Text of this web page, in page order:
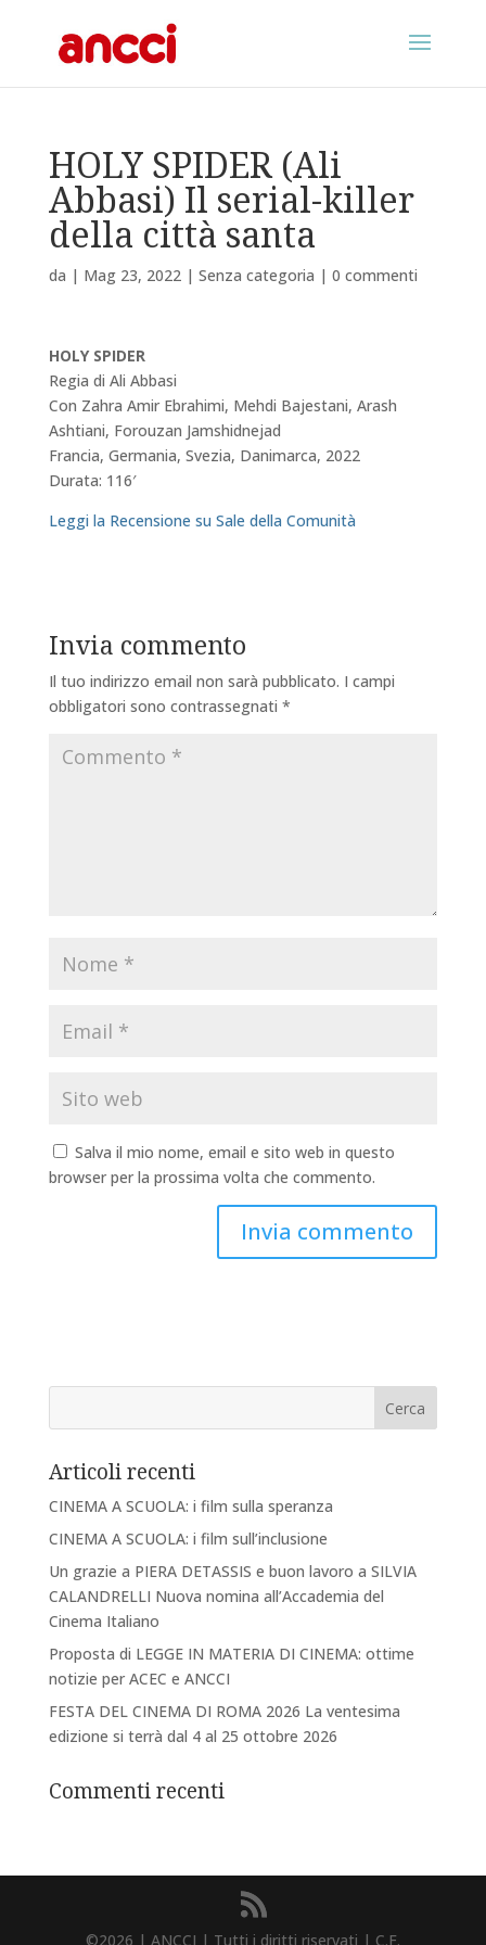
HOLY SPIDER (Ali
Abbasi) Il serial-killer
della città santa
da | Mag 23, 2022| Senza categoria | 0 commenti
HOLY SPIDER
Regia di Ali Abbasi
Con Zahra Amir Ebrahimi, Mehdi Bajestani, Arash
Ashtiani, Forouzan Jamshidnejad
Francia, Germania, Svezia, Danimarca, 2022
Durata: 116′
Leggi la Recensione su Sale della Comunità
Invia commento
Il tuo indirizzo email non sarà pubblicato. I campi
obbligatori sono contrassegnati *
Salva il mio nome, email e sito web in questo
browser per la prossima volta che commento.
Articoli recenti
CINEMA A SCUOLA: i film sulla speranza
CINEMA A SCUOLA: i film sull’inclusione
Un grazie a PIERA DETASSIS e buon lavoro a SILVIA
CALANDRELLI Nuova nomina all’Accademia del
Cinema Italiano
Proposta di LEGGE IN MATERIA DI CINEMA: ottime
notizie per ACEC e ANCCI
FESTA DEL CINEMA DI ROMA 2026 La ventesima
edizione si terrà dal 4 al 25 ottobre 2026
Commenti recenti
©2026 | ANCCI | Tutti i diritti riservati | C.F.